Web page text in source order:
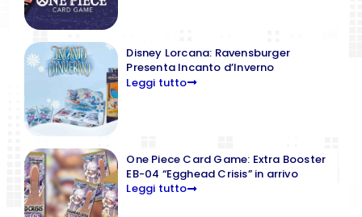
Disney Lorcana: Ravensburger
Presenta Incanto d’Inverno
Leggi tutto
One Piece Card Game: Extra Booster
EB-04 “Egghead Crisis” in arrivo
Leggi tutto